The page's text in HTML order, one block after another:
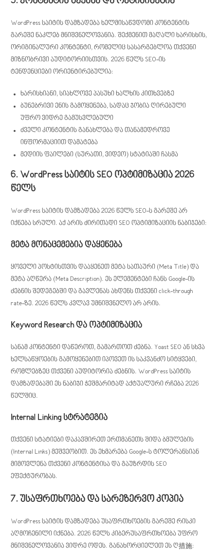
WordPress საიტის დამზადება ხელმისაწვდომი კონტენტის
გარეშე ნაკლებ მნიშვნელოვანია. შექმენით მაღალი ხარისხის,
ორიგინალური კონტენტი, რომელიც სასარგებლოა თქვენი
მიზნობრივი აუდიტორიისთვის. 2026 წელს SEO-ის
ტენდენციები ორიენტირებულია:
ხარისხიანი, სიახლოვე პასუხი ხალხის კითხვებზე
ბუნებრივი ენის გამოყენება, სადაც ჯობია ღირებული
უფრო ვიდრე გამუსვლებული
ძველი კონტენტის განახლება და თანამედროვე
ინფორმაციით დამატება
მედიის ფაილები (სურათი, ვიდეო) სტატიაში ჩასმა
6. WordPress საიტის SEO ოპტიმიზაცია 2026
წელს
WordPress საიტის დამზადება 2026 წელს SEO-ს გარეშე არ
იქნება სრული. აქ არის ძირითადი SEO ოპტიმიზაციის ნაბიჯები:
მეტა მონაცემებია დაყენება
ყოველი პოსტისთვის დააყენეთ მეტა სათაური (Meta Title) და
მეტა აღწერა (Meta Description). ეს ელემენტები ჩანს Google-ის
ძებნის შედეგებში და გავლენას ახდენს თქვენი click-through
rate-ზე. 2026 წელს კვლავ უმნიშვნელო არ არის.
Keyword Research და ოპტიმიზაცია
სანამ კონტენტი დაწეროთ, გამართოთ ძებნა. Yoast SEO ან სხვა
ხელსაწყოების გამოყენებით იპოვეთ ის საკვანძო სიტყვები,
რომლებზეც თქვენი აუდიტორია ძებნის. WordPress საიტის
დამზადებაში ეს ნაბიჯი ჭეშმარიტად აქტუალური რჩება 2026
წელშიც.
Internal Linking სტრატეგია
თქვენი სტატიები დაკავშირეთ ერთმანეთს შიდა ბმულების
(Internal Links) მეშვეობით. ეს ეხმარება Google-ს ტოლერანსიან
მიმოვლენა თქვენი კონტენტისა და გაუზრდის SEO
ეფექტურობას.
7. უსაფრთხოება და სარეზერვო კოპია
WordPress საიტის დამზადება უსაფრთხოების გარეშე რისკი
აღმოჩენილი იქნება. 2026 წელს კიბერუსაფრთხოება უფრო
მნიშვნელოვანია ვიდრე ოდეს. განახორციელეთ ეს ღ措施: